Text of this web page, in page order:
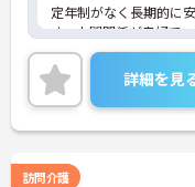
定年制がなく長期的に
す。人間関係が良好で
根付いています。
ご興味のある方には、
に詳細をご案内します
い！
詳細を見
訪問介護